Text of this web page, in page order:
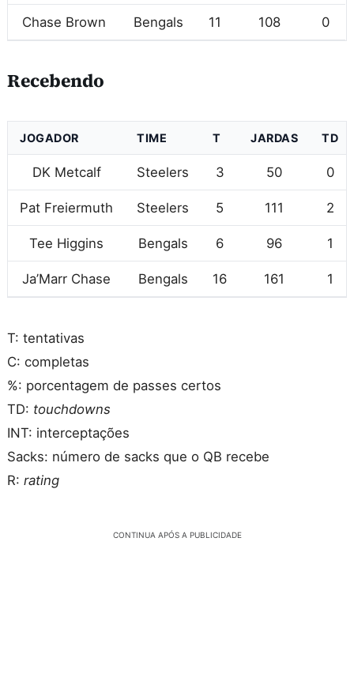
Chase Brown Bengals 11 108 0
Recebendo
JOGADOR TIME T JARDAS TD
DK Metcalf Steelers 3 50 0
Pat Freiermuth Steelers 5 111 2
Tee Higgins Bengals 6 96 1
Ja’Marr Chase Bengals 16 161 1
T: tentativas
C: completas
%: porcentagem de passes certos
TD: touchdowns
INT: interceptações
Sacks: número de sacks que o QB recebe
R: rating
CONTINUA APÓS A PUBLICIDADE